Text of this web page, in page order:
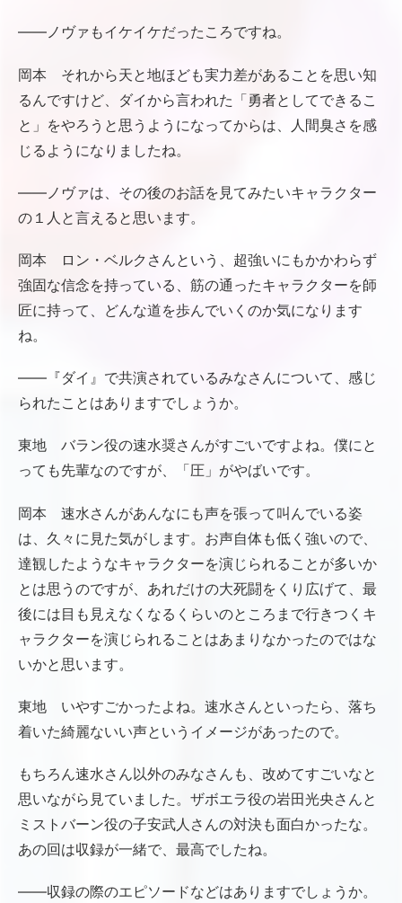
――ノヴァもイケイケだったころですね。
岡本 それから天と地ほども実力差があることを思い知
るんですけど、ダイから言われた「勇者としてできるこ
と」をやろうと思うようになってからは、人間臭さを感
じるようになりましたね。
――ノヴァは、その後のお話を見てみたいキャラクター
の１人と言えると思います。
岡本 ロン・ベルクさんという、超強いにもかかわらず
強固な信念を持っている、筋の通ったキャラクターを師
匠に持って、どんな道を歩んでいくのか気になります
ね。
――『ダイ』で共演されているみなさんについて、感じ
られたことはありますでしょうか。
東地 バラン役の速水奨さんがすごいですよね。僕にと
っても先輩なのですが、「圧」がやばいです。
岡本 速水さんがあんなにも声を張って叫んでいる姿
は、久々に見た気がします。お声自体も低く強いので、
達観したようなキャラクターを演じられることが多いか
とは思うのですが、あれだけの大死闘をくり広げて、最
後には目も見えなくなるくらいのところまで行きつくキ
ャラクターを演じられることはあまりなかったのではな
いかと思います。
東地 いやすごかったよね。速水さんといったら、落ち
着いた綺麗ないい声というイメージがあったので。
もちろん速水さん以外のみなさんも、改めてすごいなと
思いながら見ていました。ザボエラ役の岩田光央さんと
ミストバーン役の子安武人さんの対決も面白かったな。
あの回は収録が一緒で、最高でしたね。
――収録の際のエピソードなどはありますでしょうか。